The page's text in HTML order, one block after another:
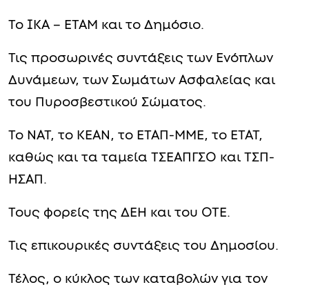
Το ΙΚΑ – ΕΤΑΜ και το Δημόσιο.
Τις προσωρινές συντάξεις των Ενόπλων
Δυνάμεων, των Σωμάτων Ασφαλείας και
του Πυροσβεστικού Σώματος.
Το ΝΑΤ, το ΚΕΑΝ, το ΕΤΑΠ-ΜΜΕ, το ΕΤΑΤ,
καθώς και τα ταμεία ΤΣΕΑΠΓΣΟ και ΤΣΠ-
ΗΣΑΠ.
Τους φορείς της ΔΕΗ και του ΟΤΕ.
Τις επικουρικές συντάξεις του Δημοσίου.
Τέλος, ο κύκλος των καταβολών για τον